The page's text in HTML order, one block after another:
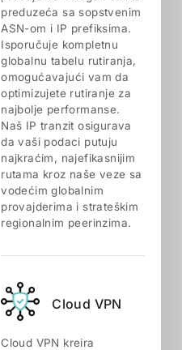
preduzeća sa sopstvenim
ASN-om i IP prefiksima.
Isporučuje kompletnu
globalnu tabelu rutiranja,
omogućavajući vam da
optimizujete rutiranje za
najbolje performanse.
Naš IP tranzit osigurava
da vaši podaci putuju
najkraćim, najefikasnijim
rutama kroz naše veze sa
vodećim globalnim
provajderima i strateškim
regionalnim peerinzima.
Cloud VPN
Cloud VPN kreira